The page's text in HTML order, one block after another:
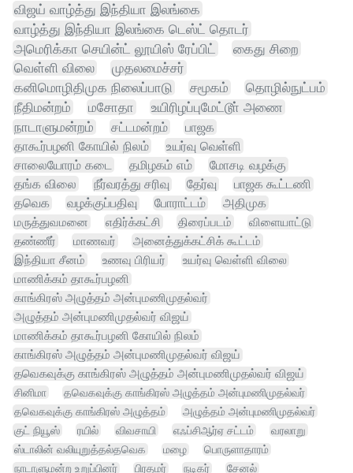
விஜய் வாழ்த்து இந்தியா இலங்கை
வாழ்த்து இந்தியா இலங்கை டெஸ்ட் தொடர்
அமெரிக்கா செயின்ட் லூயிஸ் ரேப்பிட்
கைது சிறை
வெள்ளி விலை
முதலமைச்சர்
கனிமொழிதிமுக நிலைப்பாடு
சமூகம்
தொழில்நுட்பம்
நீதிமன்றம்
மசோதா
உயிரிழப்புமேட்டூா் அணை
நாடாளுமன்றம்
சட்டமன்றம்
பாஜக
தாகூர்பழனி கோயில் நிலம்
உயர்வு வெள்ளி
சாலையோரம் கடை
தமிழகம் எம்
மோசடி வழக்கு
தங்க விலை
நீர்வரத்து சரிவு தேர்வு
பாஜக கூட்டணி
தவெக
வழக்குப்பதிவு போராட்டம்
அதிமுக
மருத்துவமனை
எதிர்க்கட்சி திரைப்படம்
விளையாட்டு
தண்ணீர்
மாணவர்
அனைத்துக்கட்சிக் கூட்டம்
இந்தியா சீனம்
உணவு பிரியர்
உயர்வு வெள்ளி விலை
மாணிக்கம் தாகூர்பழனி
காங்கிரஸ் அழுத்தம் அன்புமணிமுதல்வர்
அழுத்தம் அன்புமணிமுதல்வர் விஜய்
மாணிக்கம் தாகூர்பழனி கோயில் நிலம்
காங்கிரஸ் அழுத்தம் அன்புமணிமுதல்வர் விஜய்
தவெகவுக்கு காங்கிரஸ் அழுத்தம் அன்புமணிமுதல்வர் விஜய்
சினிமா
தவெகவுக்கு காங்கிரஸ் அழுத்தம் அன்புமணிமுதல்வர்
தவெகவுக்கு காங்கிரஸ் அழுத்தம்
அழுத்தம் அன்புமணிமுதல்வர்
குட் நியூஸ்
ரயில் விவசாயி எஃப்சிஆர்ஏ சட்டம் வரலாறு
ஸ்டாலின் வலியுறுத்தல்தவெக மழை
பொருளாதாரம்
நாடாளுமன்ற உறுப்பினர்
பிரதமர் நடிகர் சேனல்